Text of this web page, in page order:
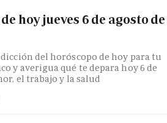
hoy jueves 6 de agosto de
del horóscopo de hoy para tu
y averigua qué te depara hoy 6 de
el trabajo y la salud